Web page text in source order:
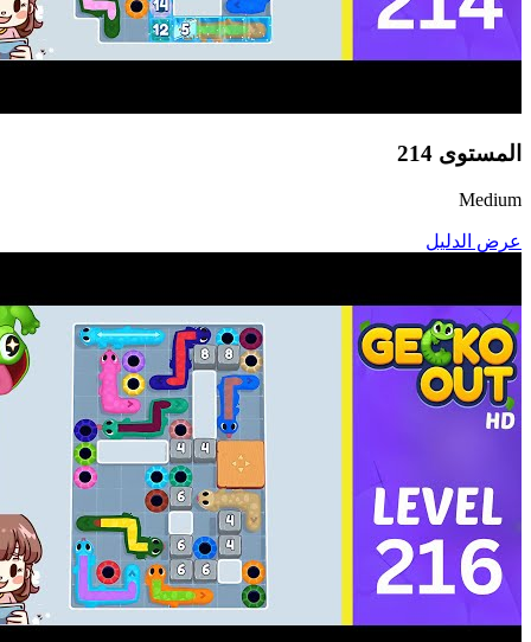
المستوى 214
Medium
عرض الدليل